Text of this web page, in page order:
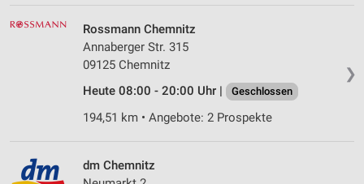
❯
Rossmann Chemnitz
Annaberger Str. 315
09125 Chemnitz
Heute 08:00 - 20:00 Uhr |
Geschlossen
194,51 km • Angebote: 2 Prospekte
dm Chemnitz